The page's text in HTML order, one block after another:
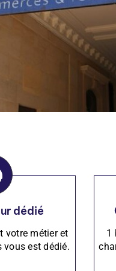
dédié
votre métier et
vous est dédié.
1